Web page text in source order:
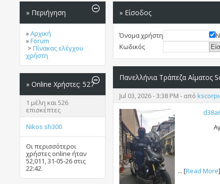
» Περιήγηση
»Αρχική
»Forum
> Πίνακας ελέγχου
χρήστη
» Online Χρήστες: 527
1 μέλη και 526
επισκέπτες
Nikos sh300
Οι περισσότεροι
χρήστες online ήταν
52,011, 31-05-26 στις
22:42.
» Είσοδος
Όνομα χρήστη
Κωδικός
Πανελλήνια Τράπεζα Αίματος
Jul 03, 2026 - 3:38 PM - από
... [Read More]